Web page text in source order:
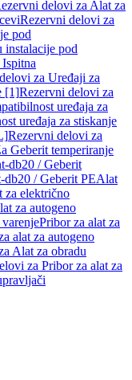
delovi za Alat za
Rezervni delovi za
pod
instalacije pod
za Uređaji za
[1]Rezervni delovi za
uređaja za
uređaja za stiskanje
Rezervni delovi za
Geberit temperiranje
db20 / Geberit
/ Geberit PEAlat
za električno
za autogeno
Pribor za alat za
alat za autogeno
Alat za obradu
za Pribor za alat za